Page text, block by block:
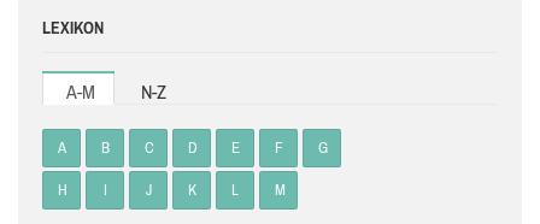
LEXIKON
A-M N-Z
A B C D E F G
H I J K L M